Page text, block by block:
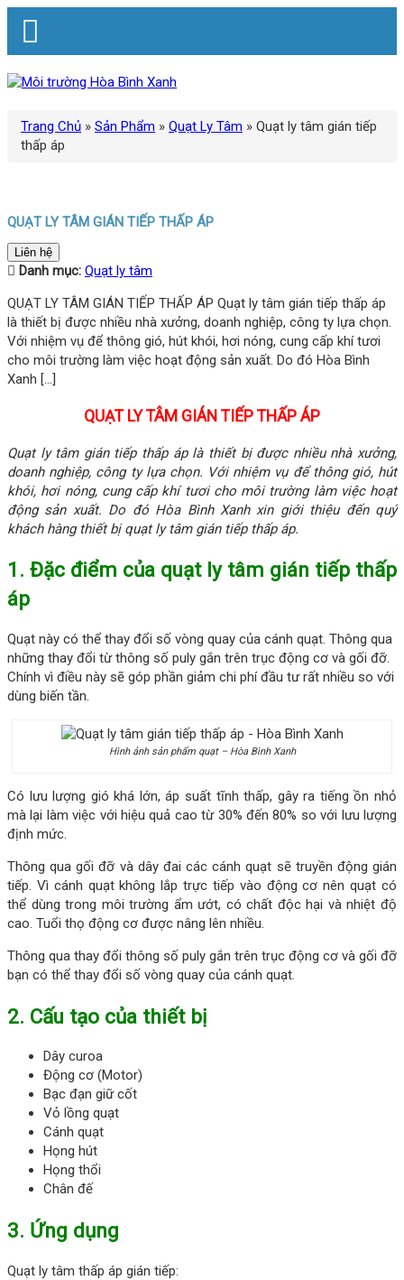
Trang Chủ » Sản Phẩm » Quạt Ly Tâm » Quạt ly tâm gián tiếp
thấp áp
QUẠT LY TÂM GIÁN TIẾP THẤP ÁP
Liên hệ
Danh mục: Quạt ly tâm
QUẠT LY TÂM GIÁN TIẾP THẤP ÁP Quạt ly tâm gián tiếp thấp áp
là thiết bị được nhiều nhà xưởng, doanh nghiệp, công ty lựa chọn.
Với nhiệm vụ để thông gió, hút khói, hơi nóng, cung cấp khí tươi
cho môi trường làm việc hoạt động sản xuất. Do đó Hòa Bình
Xanh […]
QUẠT LY TÂM GIÁN TIẾP THẤP ÁP
Quạt ly tâm gián tiếp thấp áp là thiết bị được nhiều nhà xưởng,
doanh nghiệp, công ty lựa chọn. Với nhiệm vụ để thông gió, hút
khói, hơi nóng, cung cấp khí tươi cho môi trường làm việc hoạt
động sản xuất. Do đó Hòa Bình Xanh xin giới thiệu đến quý
khách hàng thiết bị quạt ly tâm gián tiếp thấp áp.
1. Đặc điểm của quạt ly tâm gián tiếp thấp
áp
Quạt này có thể thay đổi số vòng quay của cánh quạt. Thông qua
những thay đổi từ thông số puly gắn trên trục động cơ và gối đỡ.
Chính vì điều này sẽ góp phần giảm chi phí đầu tư rất nhiều so với
dùng biến tần.
Hình ảnh sản phẩm quạt – Hòa Bình Xanh
Có lưu lượng gió khá lớn, áp suất tĩnh thấp, gây ra tiếng ồn nhỏ
mà lại làm việc với hiệu quả cao từ 30% đến 80% so với lưu lượng
định mức.
Thông qua gối đỡ và dây đai các cánh quạt sẽ truyền động gián
tiếp. Vì cánh quạt không lắp trực tiếp vào động cơ nên quạt có
thể dùng trong môi trường ẩm ướt, có chất độc hại và nhiệt độ
cao. Tuổi thọ động cơ được nâng lên nhiều.
Thông qua thay đổi thông số puly gắn trên trục động cơ và gối đỡ
bạn có thể thay đổi số vòng quay của cánh quạt.
2. Cấu tạo của thiết bị
Dây curoa
Động cơ (Motor)
Bạc đạn giữ cốt
Vỏ lồng quạt
Cánh quạt
Họng hút
Họng thổi
Chân đế
3. Ứng dụng
Quạt ly tâm thấp áp gián tiếp: